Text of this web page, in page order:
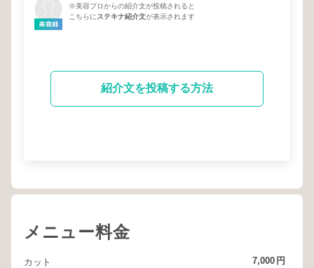
※美容プロからの紹介文が投稿されると
こちらにステキナ紹介文が表示されます
紹介文を投稿する方法
メニュー料金
カット 7,000 円